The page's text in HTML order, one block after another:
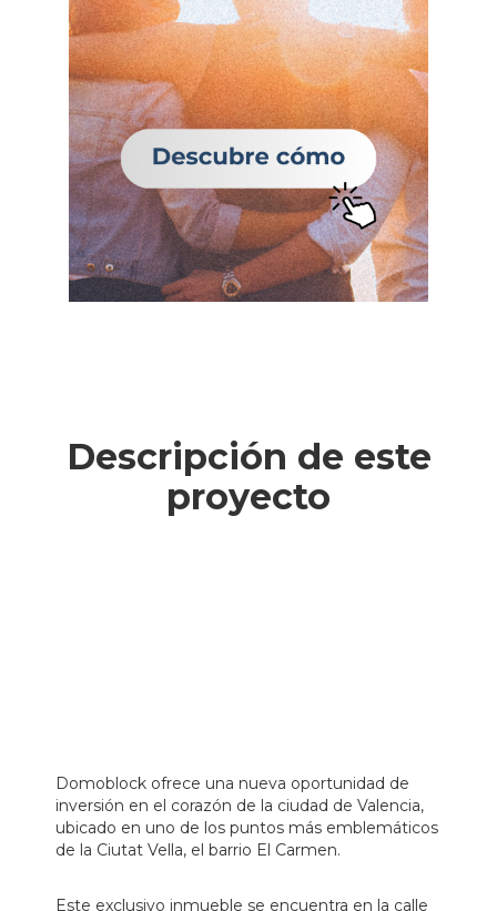
Descripción de este
proyecto
Domoblock ofrece una nueva oportunidad de
inversión en el corazón de la ciudad de Valencia,
ubicado en uno de los puntos más emblemáticos
de la Ciutat Vella, el barrio El Carmen.
Este exclusivo inmueble se encuentra en la calle